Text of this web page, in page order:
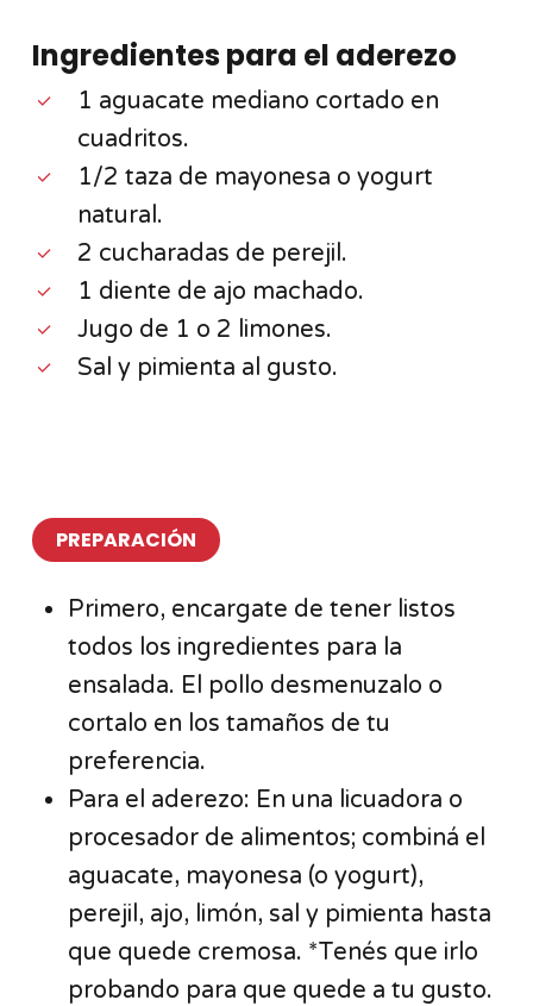
Ingredientes para el aderezo
1 aguacate mediano cortado en
cuadritos.
1/2 taza de mayonesa o yogurt
natural.
2 cucharadas de perejil.
1 diente de ajo machado.
Jugo de 1 o 2 limones.
Sal y pimienta al gusto.
PREPARACIÓN
Primero, encargate de tener listos
todos los ingredientes para la
ensalada. El pollo desmenuzalo o
cortalo en los tamaños de tu
preferencia.
Para el aderezo: En una licuadora o
procesador de alimentos; combiná el
aguacate, mayonesa (o yogurt),
perejil, ajo, limón, sal y pimienta hasta
que quede cremosa. *Tenés que irlo
probando para que quede a tu gusto.